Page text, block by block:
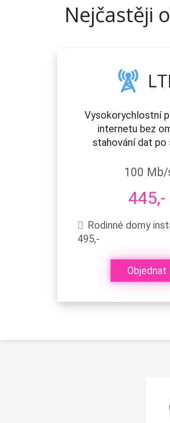
Nejčastěji
Vysokorychlostní
internetu bez
stahování dat po
100
445,-
Rodinné domy
495,-
Objednat